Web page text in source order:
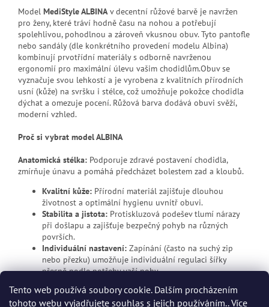
Tento web používá soubory cookie. Dalším procházením
tohoto webu vyjadřujete souhlas s jejich používáním.. Více
Model MediStyle ALBINA v decentní růžové barvě je navržen
pro ženy, které tráví hodně času na nohou a potřebují
spolehlivou, pohodlnou a zároveň vkusnou obuv. Tyto pantofle
nebo sandály (dle konkrétního provedení modelu Albina)
kombinují prvotřídní materiály s odborně navrženou
ergonomií pro maximální úlevu vašim chodidlům.Obuv se
vyznačuje svou lehkostí a je vyrobena z kvalitních přírodních
usní (kůže) na svršku i stélce, což umožňuje pokožce chodidla
dýchat a omezuje pocení. Růžová barva dodává obuvi svěží,
moderní vzhled.
Proč si vybrat model ALBINA
Anatomická stélka: Podporuje zdravé postavení chodidla,
zmírňuje únavu a pomáhá předcházet bolestem zad a kloubů.
Kvalitní kůže: Přírodní materiál zajišťuje dlouhou
životnost a optimální hygienu uvnitř obuvi.
Stabilita a jistota: Protiskluzová podešev tlumí nárazy
při došlapu a zajišťuje bezpečný pohyb na různých
površích.
Individuální nastavení: Zapínání (často na suchý zip
nebo přezku) umožňuje individuální regulaci šířky
přesně podle potřeby vaší nohy.